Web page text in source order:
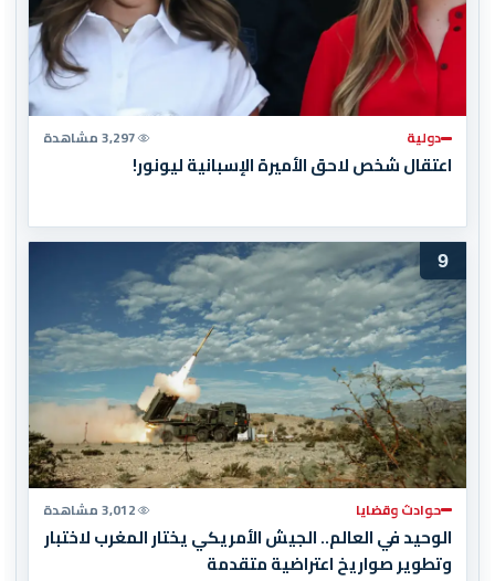
دولية 3,297 مشاهدة
اعتقال شخص لاحق الأميرة الإسبانية ليونور!
9
حوادث وقضايا 3,012 مشاهدة
الوحيد في العالم.. الجيش الأمريكي يختار المغرب لاختبار
وتطوير صواريخ اعتراضية متقدمة